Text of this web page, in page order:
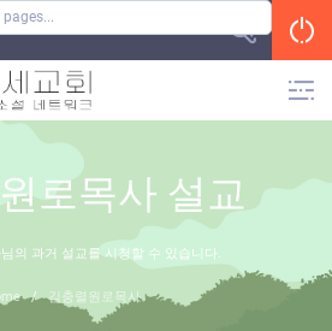
로목사 설교
의 과거 설교를 시청할 수 있습니다.
/ 김충렬원로목사